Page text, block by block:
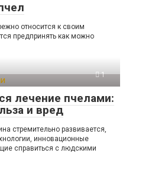
относится к своим
предпринять как можно
1
лечение пчелами:
и вред
стремительно развивается,
инновационные
справиться с людскими